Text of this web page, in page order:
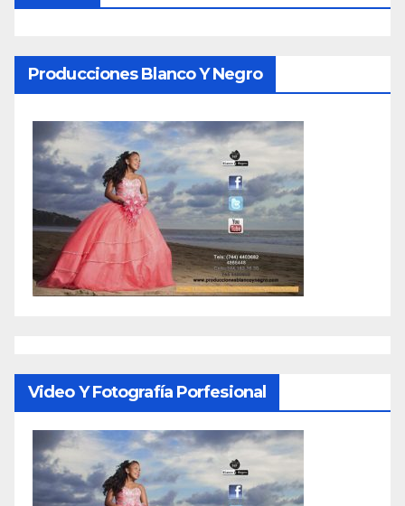
Producciones Blanco Y Negro
Video Y Fotografía Porfesional